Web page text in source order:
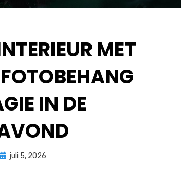
MET
IN DE
Geplaatst
juli 5, 2026